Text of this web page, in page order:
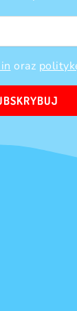
oraz